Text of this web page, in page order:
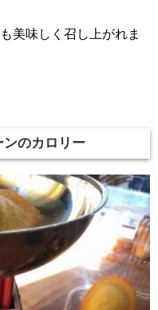
美味しく召し上がれま
のカロリー